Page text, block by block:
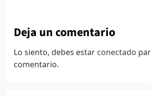
Deja un comentario
Lo siento, debes estar conectado
comentario.